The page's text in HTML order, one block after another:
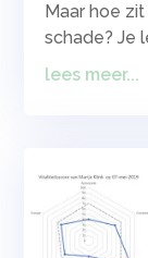
Maar hoe
schade? Je
lees meer...